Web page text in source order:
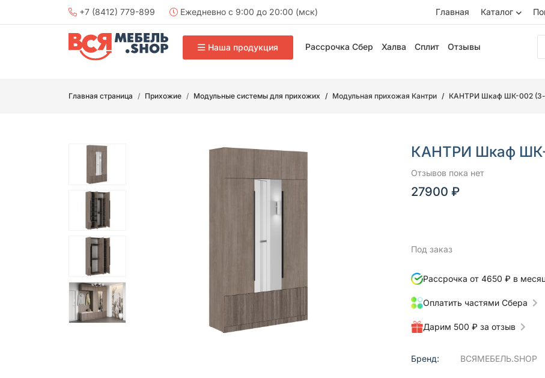
+7 (8412) 779-899 Ежедневно с 9:00 до 20:00 (мск) Главная Каталог
Наша продукция Рассрочка Сбер Халва Сплит Отзывы
Главная страница Прихожие Модульные системы для прихожих Модульная прихожая Кантри КАНТРИ Шкаф ШК-002 (3-
КАНТРИ Шкаф ШК-
Отзывов пока нет
27900 ₽
Под заказ
Рассрочка от 4650 ₽ в
Оплатить частями Сбера
Дарим 500 ₽ за отзыв
Бренд: ВСЯМЕБЕЛЬ.SHOP